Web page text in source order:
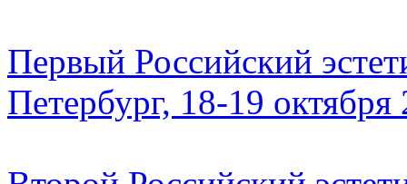
Первый Российский
Петербург, 18-19 октября